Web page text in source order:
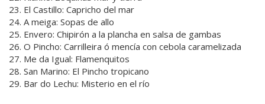
23. El Castillo: Capricho del mar
24. A meiga: Sopas de allo
25. Envero: Chipirón a la plancha en salsa de gambas
26. O Pincho: Carrilleira ó mencía con cebola caramelizada
27. Me da Igual: Flamenquitos
28. San Marino: El Pincho tropicano
29. Bar do Lechu: Misterio en el río